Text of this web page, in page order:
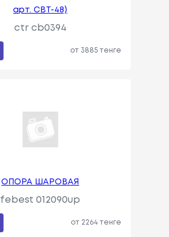
арт. CBT-48)
ctr cb0394
от 3885 тенге
ОПОРА ШАРОВАЯ
febest 012090up
от 2264 тенге